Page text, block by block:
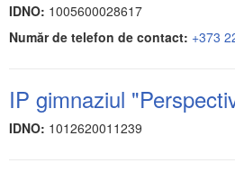
IDNO: 1005600028617
Număr de telefon de contact: +373
IP gimnaziul
IDNO: 1012620011239